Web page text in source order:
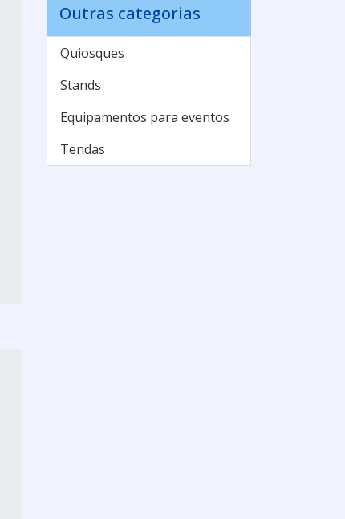
Outras categorias
Quiosques
Stands
Equipamentos para eventos
Tendas